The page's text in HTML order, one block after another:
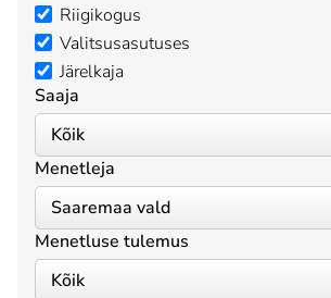
Riigikogus
Valitsusasutuses
Järelkaja
Saaja
Menetleja
Menetluse tulemus